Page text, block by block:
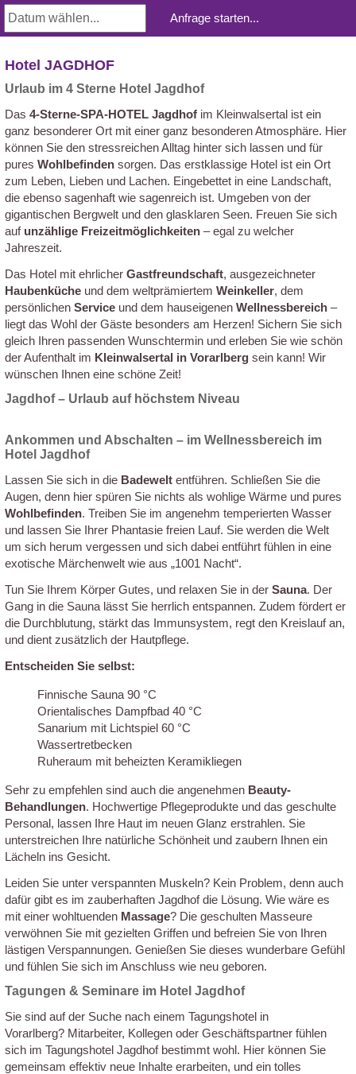
Hotel JAGDHOF
Urlaub im 4 Sterne Hotel Jagdhof
Das 4-Sterne-SPA-HOTEL Jagdhof im Kleinwalsertal ist ein
ganz besonderer Ort mit einer ganz besonderen Atmosphäre. Hier
können Sie den stressreichen Alltag hinter sich lassen und für
pures Wohlbefinden sorgen. Das erstklassige Hotel ist ein Ort
zum Leben, Lieben und Lachen. Eingebettet in eine Landschaft,
die ebenso sagenhaft wie sagenreich ist. Umgeben von der
gigantischen Bergwelt und den glasklaren Seen. Freuen Sie sich
auf unzählige Freizeitmöglichkeiten – egal zu welcher
Jahreszeit.
Das Hotel mit ehrlicher Gastfreundschaft, ausgezeichneter
Haubenküche und dem weltprämiertem Weinkeller, dem
persönlichen Service und dem hauseigenen Wellnessbereich –
liegt das Wohl der Gäste besonders am Herzen! Sichern Sie sich
gleich Ihren passenden Wunschtermin und erleben Sie wie schön
der Aufenthalt im Kleinwalsertal in Vorarlberg sein kann! Wir
wünschen Ihnen eine schöne Zeit!
Jagdhof – Urlaub auf höchstem Niveau
Ankommen und Abschalten – im Wellnessbereich im
Hotel Jagdhof
Lassen Sie sich in die Badewelt entführen. Schließen Sie die
Augen, denn hier spüren Sie nichts als wohlige Wärme und pures
Wohlbefinden. Treiben Sie im angenehm temperierten Wasser
und lassen Sie Ihrer Phantasie freien Lauf. Sie werden die Welt
um sich herum vergessen und sich dabei entführt fühlen in eine
exotische Märchenwelt wie aus „1001 Nacht“.
Tun Sie Ihrem Körper Gutes, und relaxen Sie in der Sauna. Der
Gang in die Sauna lässt Sie herrlich entspannen. Zudem fördert er
die Durchblutung, stärkt das Immunsystem, regt den Kreislauf an,
und dient zusätzlich der Hautpflege.
Entscheiden Sie selbst:
Finnische Sauna 90 °C
Orientalisches Dampfbad 40 °C
Sanarium mit Lichtspiel 60 °C
Wassertretbecken
Ruheraum mit beheizten Keramikliegen
Sehr zu empfehlen sind auch die angenehmen Beauty-
Behandlungen. Hochwertige Pflegeprodukte und das geschulte
Personal, lassen Ihre Haut im neuen Glanz erstrahlen. Sie
unterstreichen Ihre natürliche Schönheit und zaubern Ihnen ein
Lächeln ins Gesicht.
Leiden Sie unter verspannten Muskeln? Kein Problem, denn auch
dafür gibt es im zauberhaften Jagdhof die Lösung. Wie wäre es
mit einer wohltuenden Massage? Die geschulten Masseure
verwöhnen Sie mit gezielten Griffen und befreien Sie von Ihren
lästigen Verspannungen. Genießen Sie dieses wunderbare Gefühl
und fühlen Sie sich im Anschluss wie neu geboren.
Tagungen & Seminare im Hotel Jagdhof
Sie sind auf der Suche nach einem Tagungshotel in
Vorarlberg? Mitarbeiter, Kollegen oder Geschäftspartner fühlen
sich im Tagungshotel Jagdhof bestimmt wohl. Hier können Sie
gemeinsam effektiv neue Inhalte erarbeiten, und ein tolles